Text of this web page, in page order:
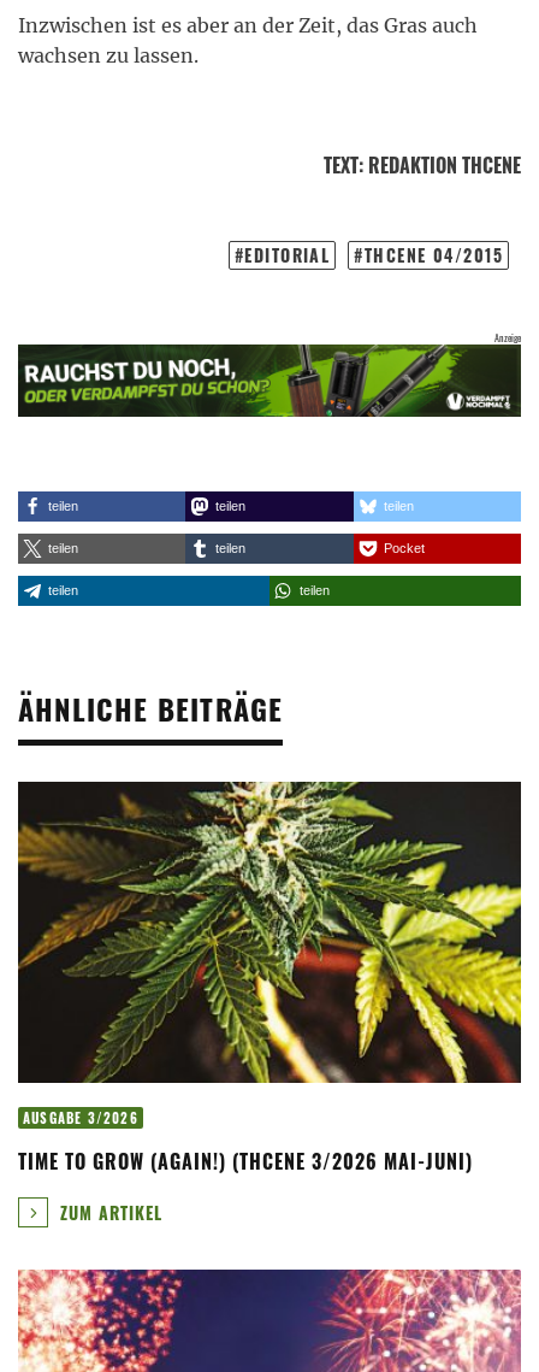
Inzwischen ist es aber an der Zeit, das Gras auch
wachsen zu lassen.
TEXT: REDAKTION THCENE
EDITORIAL THCENE 04/2015
teilen teilen teilen
teilen teilen Pocket
teilen teilen
ÄHNLICHE BEITRÄGE
AUSGABE 3/2026
TIME TO GROW (AGAIN!) (THCENE 3/2026 MAI-JUNI)
ZUM ARTIKEL